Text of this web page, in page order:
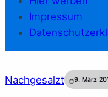
Impressum
Nachgesalzt 9. März